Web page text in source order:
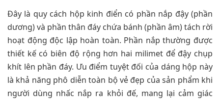
Đây là quy cách hộp kinh điển có phần nắp đậy (phần
dương) và phần thân đáy chứa bánh (phần âm) tách rời
hoạt động độc lập hoàn toàn. Phần nắp thường được
thiết kế có biên độ rộng hơn hai milimet để đậy chụp
khít lên phần đáy. Ưu điểm tuyệt đối của dáng hộp này
là khả năng phô diễn toàn bộ vẻ đẹp của sản phẩm khi
người dùng nhấc nắp ra khỏi đế, mang lại cảm giác